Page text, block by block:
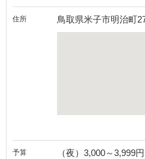
住所 鳥取県米子市明治町
予算 （夜）3,000～3,999円